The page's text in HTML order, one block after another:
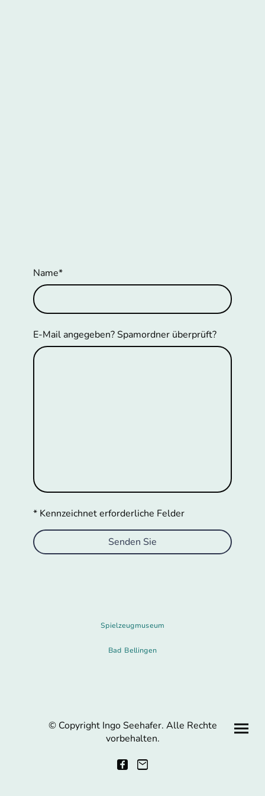
Name*
E-Mail angegeben? Spamordner überprüft?
* Kennzeichnet erforderliche Felder
Senden Sie
Spielzeugmuseum
Bad Bellingen
© Copyright Ingo Seehafer. Alle Rechte
vorbehalten.